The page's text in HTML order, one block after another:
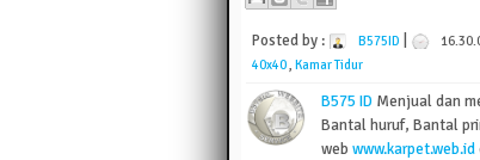
Posted by : B575ID
40x40 Kamar Tidur
B575 ID Menjual dan
Bantal huruf, Bantal
web www.karpet.web.id